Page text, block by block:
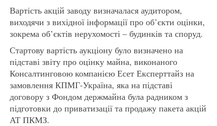
Вартість акцій заводу визначалася аудитором,
виходячи з вихідної інформації про об’єкти оцінки,
зокрема об’єктів нерухомості – будинків та споруд.
Стартову вартість аукціону було визначено на
підставі звіту про оцінку майна, виконаного
Консалтинговою компанією Есет Експерттайз на
замовлення КПМГ-Україна, яка на підставі
договору з Фондом держмайна була радником з
підготовки до приватизації та продажу пакета акцій
АТ ПКМЗ.